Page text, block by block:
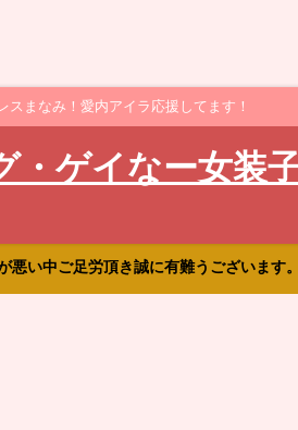
まなみ！愛内アイラ応援してます！
・ゲイなー女装
い中ご足労頂き誠に有難うございます。